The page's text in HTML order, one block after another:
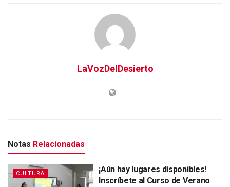
LaVozDelDesierto
Notas Relacionadas
CULTURA
¡Aún hay lugares disponibles!
Inscríbete al Curso de Verano